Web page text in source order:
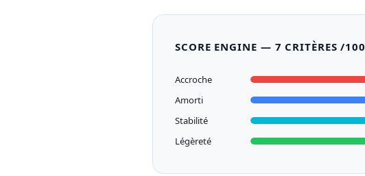
SCORE ENGINE — 7 CRITÈRES /100
Accroche
Amorti
Stabilité
Légèreté